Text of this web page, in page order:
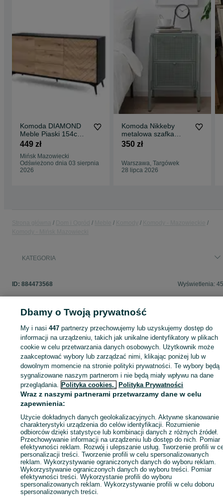
Komoda DIAMOND
Meble Piaski 154cm
szeroka
449 zł
Mińsk Mazowiecki
Odświeżono dnia 03 sierpnia
2026
Komoda Nikkeby
metalowa szafka
stolik nocny vintage
350 zł
Warszawa, Targówek
28 lipca 2026
KATEGORIA
ID: 884473568 Wyświetlenia:
Zaloguj się lub załóż konto na OLX, aby skontaktować się z
sprzedającym
Zaloguj się / Załóż konto
Zadzwoń / SMS Wyślij wiadomość
Dbamy o Twoją prywatność
My i nasi447 partnerzy przechowujemy lub uzyskujemy dostęp do
informacji na urządzeniu, takich jak unikalne identyfikatory w plikach
cookie w celu przetwarzania danych osobowych. Użytkownik może
zaakceptować wybory lub zarządzać nimi, klikając poniżej lub w
dowolnym momencie na stronie polityki prywatności. Te wybory będą
sygnalizowane naszym partnerom i nie będą miały wpływu na dane
przeglądania. Polityka cookies, Polityka Prywatności
Wraz z naszymi partnerami przetwarzamy dane w celu
zapewnienia:
Użycie dokładnych danych geolokalizacyjnych. Aktywne skanowanie
charakterystyki urządzenia do celów identyfikacji. Rozumienie
odbiorców dzięki statystyce lub kombinacji danych z różnych źródeł.
Przechowywanie informacji na urządzeniu lub dostęp do nich. Pomiar
efektywności reklam. Rozwój i ulepszanie usług. Tworzenie profili w
personalizacji treści. Tworzenie profili w celu spersonalizowanych
reklam. Wykorzystywanie ograniczonych danych do wyboru reklam.
Wykorzystywanie ograniczonych danych do wyboru treści. Pomiar
efektywności treści. Wykorzystanie profili do wyboru
spersonalizowanych reklam. Wykorzystywanie profili w celu doboru
spersonalizowanych treści.